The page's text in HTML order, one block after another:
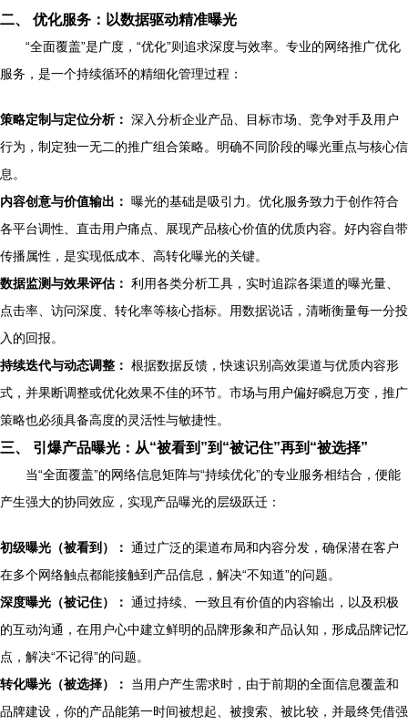
二、 优化服务：以数据驱动精准曝光
“全面覆盖”是广度，“优化”则追求深度与效率。专业的网络推广优化
服务，是一个持续循环的精细化管理过程：
策略定制与定位分析： 深入分析企业产品、目标市场、竞争对手及用户
行为，制定独一无二的推广组合策略。明确不同阶段的曝光重点与核心信
息。
内容创意与价值输出： 曝光的基础是吸引力。优化服务致力于创作符合
各平台调性、直击用户痛点、展现产品核心价值的优质内容。好内容自带
传播属性，是实现低成本、高转化曝光的关键。
数据监测与效果评估： 利用各类分析工具，实时追踪各渠道的曝光量、
点击率、访问深度、转化率等核心指标。用数据说话，清晰衡量每一分投
入的回报。
持续迭代与动态调整： 根据数据反馈，快速识别高效渠道与优质内容形
式，并果断调整或优化效果不佳的环节。市场与用户偏好瞬息万变，推广
策略也必须具备高度的灵活性与敏捷性。
三、 引爆产品曝光：从“被看到”到“被记住”再到“被选择”
当“全面覆盖”的网络信息矩阵与“持续优化”的专业服务相结合，便能
产生强大的协同效应，实现产品曝光的层级跃迁：
初级曝光（被看到）： 通过广泛的渠道布局和内容分发，确保潜在客户
在多个网络触点都能接触到产品信息，解决“不知道”的问题。
深度曝光（被记住）： 通过持续、一致且有价值的内容输出，以及积极
的互动沟通，在用户心中建立鲜明的品牌形象和产品认知，形成品牌记忆
点，解决“不记得”的问题。
转化曝光（被选择）：
当用户产生需求时，由于前期的全面信息覆盖和
品牌建设，你的产品能第一时间被想起、被搜索、被比较，并最终凭借强